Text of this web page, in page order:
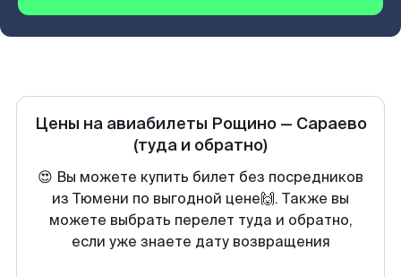
Цены на авиабилеты Рощино— Сараево
(туда и обратно)
😍 Вы можете купить билет без посредников
из Тюмени по выгодной цене🙌. Также вы
можете выбрать перелет туда и обратно,
если уже знаете дату возвращения